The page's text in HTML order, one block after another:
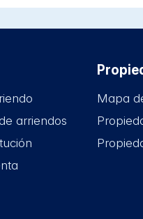
arriendos
Mapa